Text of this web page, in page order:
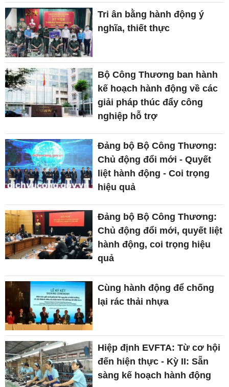
Tri ân bằng hành động ý
nghĩa, thiết thực
Bộ Công Thương ban hành
kế hoạch hành động về các
giải pháp thúc đẩy công
nghiệp hỗ trợ
Đảng bộ Bộ Công Thương:
Chủ động đổi mới - Quyết
liệt hành động - Coi trọng
hiệu quả
Đảng bộ Bộ Công Thương:
Chủ động đổi mới, quyết liệt
hành động, coi trọng hiệu
quả
Cùng hành động để chống
lại rác thải nhựa
Hiệp định EVFTA: Từ cơ hội
đến hiện thực - Kỳ II: Sẵn
sàng kế hoạch hành động